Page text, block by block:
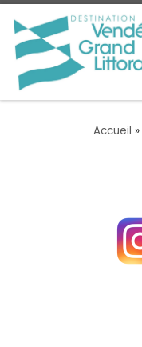
Passer au contenu
Accueil »